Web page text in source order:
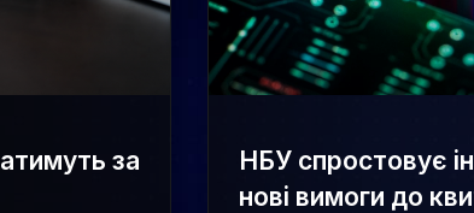
за
НБУ спростовує
нові вимоги до